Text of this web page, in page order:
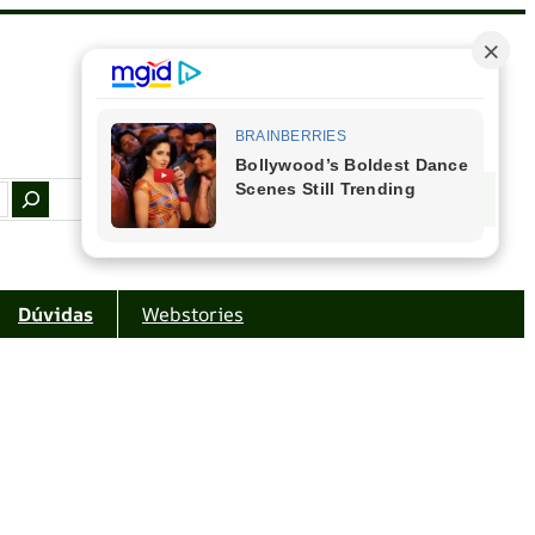
Facebook Instagram Youtube
Dúvidas Webstories